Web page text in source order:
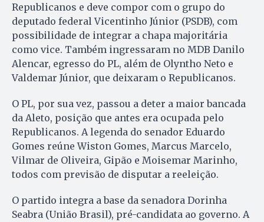
Republicanos e deve compor com o grupo do
deputado federal Vicentinho Júnior (PSDB), com
possibilidade de integrar a chapa majoritária
como vice. Também ingressaram no MDB Danilo
Alencar, egresso do PL, além de Olyntho Neto e
Valdemar Júnior, que deixaram o Republicanos.
O PL, por sua vez, passou a deter a maior bancada
da Aleto, posição que antes era ocupada pelo
Republicanos. A legenda do senador Eduardo
Gomes reúne Wiston Gomes, Marcus Marcelo,
Vilmar de Oliveira, Gipão e Moisemar Marinho,
todos com previsão de disputar a reeleição.
O partido integra a base da senadora Dorinha
Seabra (União Brasil), pré-candidata ao governo. A